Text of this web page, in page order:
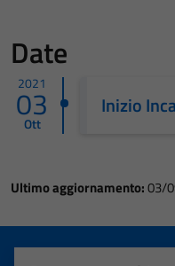
Date
2021
03
Ott
Inizio
Ultimo aggiornamento:03/